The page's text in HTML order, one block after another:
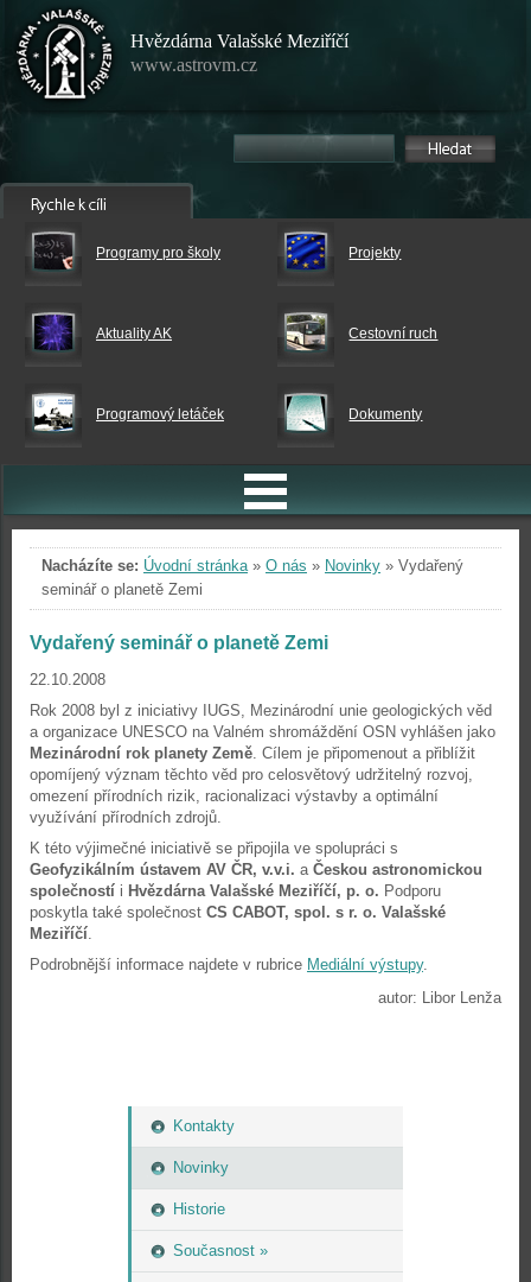
Hvězdárna Valašské Meziříčí
www.astrovm.cz
Programy pro školy Projekty
Aktuality AK Cestovní ruch
Programový letáček Dokumenty
Kontakty
Novinky
Historie
Současnost »
Nacházíte se: Úvodní stránka» O nás » Novinky » Vydařený
seminář o planetě Zemi
Vydařený seminář o planetě Zemi
22.10.2008
Rok 2008 byl z iniciativy IUGS, Mezinárodní unie geologických věd
a organizace UNESCO na Valném shromáždění OSN vyhlášen jako
Mezinárodní rok planety Země. Cílem je připomenout a přiblížit
opomíjený význam těchto věd pro celosvětový udržitelný rozvoj,
omezení přírodních rizik, racionalizaci výstavby a optimální
využívání přírodních zdrojů.
K této výjimečné iniciativě se připojila ve spolupráci s
Geofyzikálním ústavem AV ČR, v.v.i. a Českou astronomickou
společností i Hvězdárna Valašské Meziříčí, p. o. Podporu
poskytla také společnost CS CABOT, spol. s r. o. Valašské
Meziříčí.
Podrobnější informace najdete v rubrice Mediální výstupy.
autor: Libor Lenža